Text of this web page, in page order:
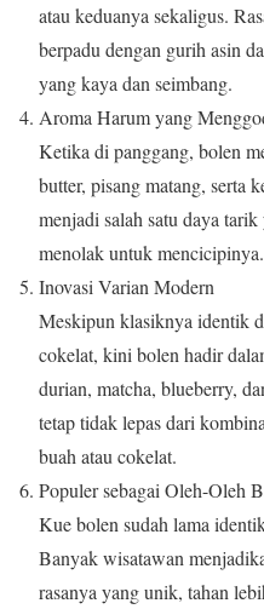
atau keduanya sekaligus.
berpadu dengan gurih asin
yang kaya dan seimbang.
Aroma Harum yang
Ketika di panggang, bolen
butter, pisang matang, serta
menjadi salah satu daya
menolak untuk mencicipinya.
Inovasi Varian Modern
Meskipun klasiknya identik
cokelat, kini bolen hadir
durian, matcha, blueberry,
tetap tidak lepas dari
buah atau cokelat.
Populer sebagai Oleh-Oleh
Kue bolen sudah lama
Banyak wisatawan
rasanya yang unik, tahan